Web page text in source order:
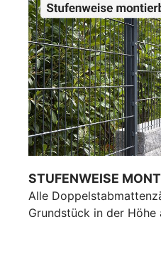
STUFENWEISE
Alle
Grundstück in der Höhe